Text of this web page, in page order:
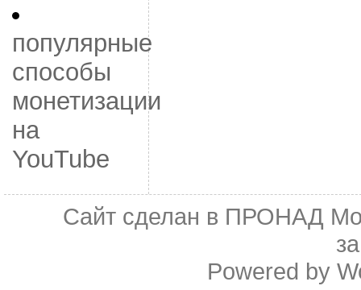
популярные
способы
монетизации
на
YouTube
Сайт сделан в ПРОНАД
Powered by